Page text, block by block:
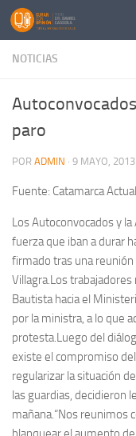
Saltar al contenido
NOTICIAS
paro
POR ADMIN · 9 MAYO, 2013
Fuente: Catamarca Actual
Los Autoconvocados y
fuerza que iban a durar
firmado tras una
Villagra.Los trabajadores
Bautista hacia el
por la ministra, a lo que
protesta.Luego del
existe el compromiso
regularizar la situación
las guardias, decidieron
mañana.“Nos reunimos